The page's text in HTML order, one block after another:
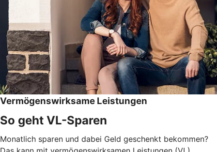
Vermögenswirksame Leistungen
So geht VL-Sparen
Monatlich sparen und dabei Geld geschenkt bekommen?